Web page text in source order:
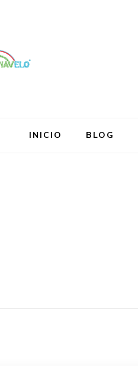
INICIO BLOG